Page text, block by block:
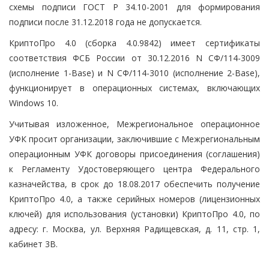
схемы подписи ГОСТ Р 34.10-2001 для формирования
подписи после 31.12.2018 года не допускается.
КриптоПро 4.0 (сборка 4.0.9842) имеет сертификаты
соответствия ФСБ России от 30.12.2016 N СФ/114-3009
(исполнение 1-Base) и N СФ/114-3010 (исполнение 2-Base),
функционирует в операционных системах, включающих
Windows 10.
Учитывая изложенное, Межрегиональное операционное
УФК просит организации, заключившие с Межрегиональным
операционным УФК договоры присоединения (соглашения)
к Регламенту Удостоверяющего центра Федерального
казначейства, в срок до 18.08.2017 обеспечить получение
КриптоПро 4.0, а также серийных номеров (лицензионных
ключей) для использования (установки) КриптоПро 4.0, по
адресу: г. Москва, ул. Верхняя Радищевская, д. 11, стр. 1,
кабинет 3В.